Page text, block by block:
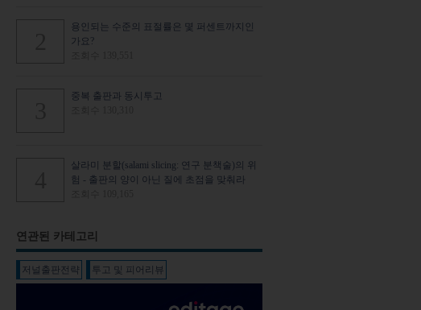
용인되는 수준의 표절률은 몇 퍼센트까지인
가요?
중복 출판과 동시투고
살라미 분할(salami slicing: 연구 분책술)의 위
험 - 출판의 양이 아닌 질에 초점을 맞춰라
연관된 카테고리
저널출판전략 투고 및 피어리뷰